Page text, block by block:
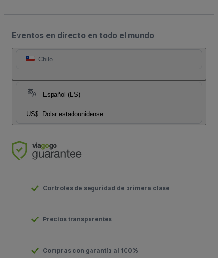
Eventos en directo en todo el mundo
Chile
Español (ES)
US$ Dolar estadounidense
Controles de seguridad de primera clase
Precios transparentes
Compras con garantía al 100%